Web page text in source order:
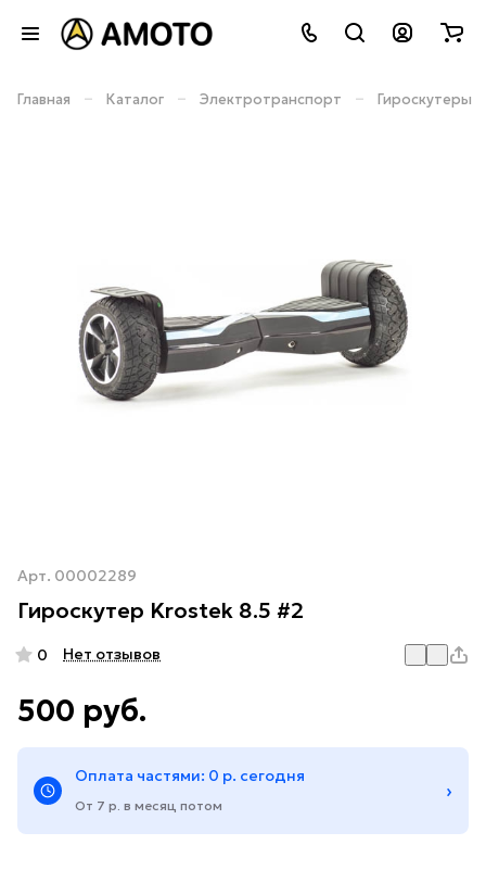
Главная – Каталог – Электротранспорт – Гироскутеры
Арт. 00002289
Гироскутер Krostek 8.5 #2
0 Нет отзывов
500 руб.
Оплата частями: 0 р. сегодня
От 7 р. в месяц потом
›